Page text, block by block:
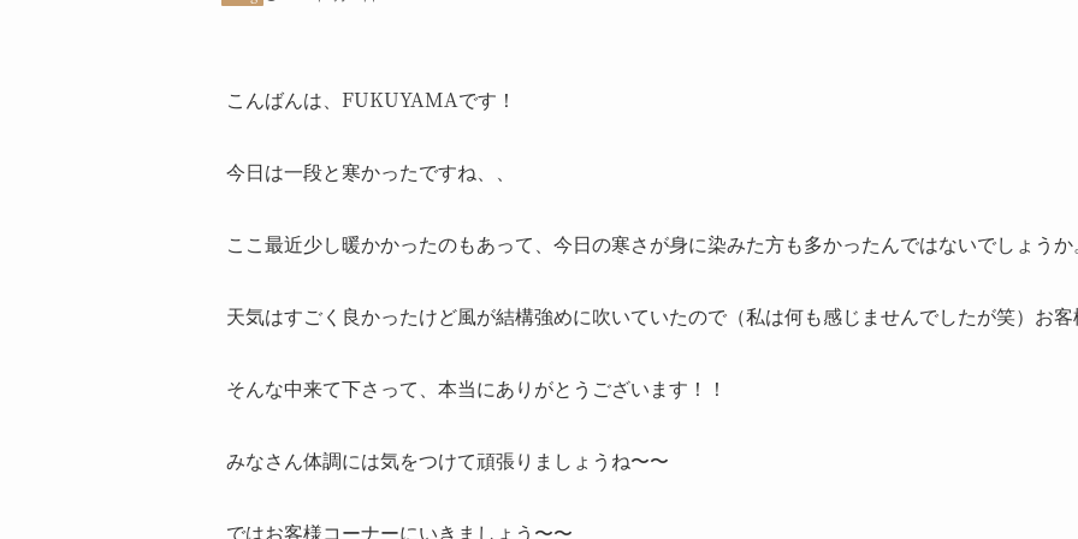
こんばんは、FUKUYAMAです！
今日は一段と寒かったですね、、
ここ最近少し暖かかったのもあって、今日の寒さが身に染みた方も多かったんではないでしょうか。
天気はすごく良かったけど風が結構強めに吹いていたので（私は何も感じませんでしたが笑）お客
そんな中来て下さって、本当にありがとうございます！！
みなさん体調には気をつけて頑張りましょうね〜〜
ではお客様コーナーにいきましょう〜〜